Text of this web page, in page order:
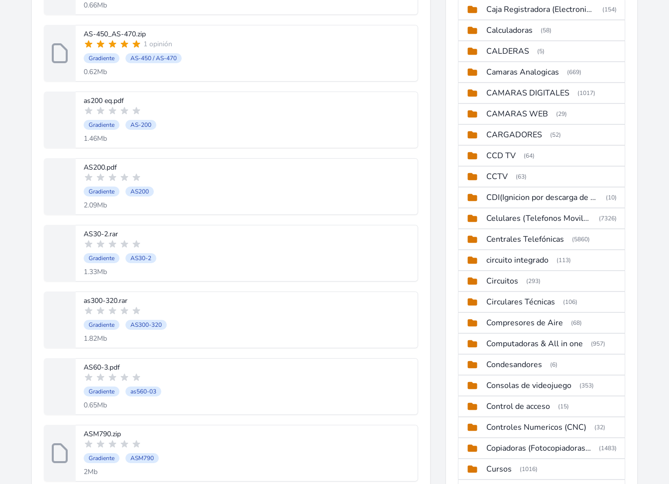
0.66Mb
AS-450_AS-470.zip
1 opinión
Gradiente AS-450 / AS-470
0.62Mb
as200 eq.pdf
Gradiente AS-200
1.46Mb
AS200.pdf
Gradiente AS200
2.09Mb
AS30-2.rar
Gradiente AS30-2
1.33Mb
as300-320.rar
Gradiente AS300-320
1.82Mb
AS60-3.pdf
Gradiente as560-03
0.65Mb
ASM790.zip
Gradiente ASM790
2Mb
Caja Registradora (Electronic Cash Register) (154)
Calculadoras (58)
CALDERAS (5)
Camaras Analogicas (669)
CAMARAS DIGITALES (1017)
CAMARAS WEB (29)
CARGADORES (52)
CCD TV (64)
CCTV (63)
CDI(Ignicion por descarga de capacitor) (10)
Celulares (Telefonos Moviles) (7326)
Centrales Telefónicas (5860)
circuito integrado (113)
Circuitos (293)
Circulares Técnicas (106)
Compresores de Aire (68)
Computadoras & All in one (957)
Condesandores (6)
Consolas de videojuego (353)
Control de acceso (15)
Controles Numericos (CNC) (32)
Copiadoras (Fotocopiadoras, Multifunctions, Ploter, etc) (1483)
Cursos (1016)